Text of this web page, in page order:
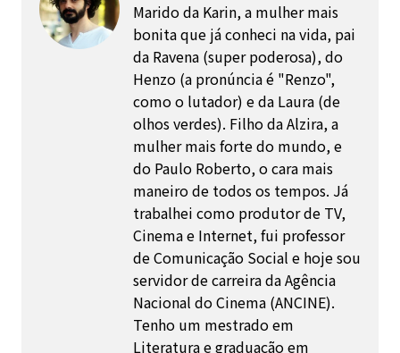
Marido da Karin, a mulher mais
bonita que já conheci na vida, pai
da Ravena (super poderosa), do
Henzo (a pronúncia é "Renzo",
como o lutador) e da Laura (de
olhos verdes). Filho da Alzira, a
mulher mais forte do mundo, e
do Paulo Roberto, o cara mais
maneiro de todos os tempos. Já
trabalhei como produtor de TV,
Cinema e Internet, fui professor
de Comunicação Social e hoje sou
servidor de carreira da Agência
Nacional do Cinema (ANCINE).
Tenho um mestrado em
Literatura e graduação em